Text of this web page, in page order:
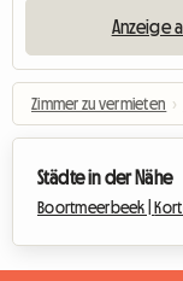
Anzeige
Zimmer zu vermieten ›
Städte in der Nähe
Boortmeerbeek |